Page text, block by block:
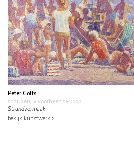
Peter Colfs
schilderij • voorheen te koop
Strandvermaak
bekijk kunstwerk